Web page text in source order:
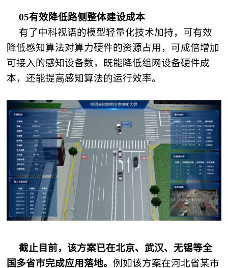
05有效降低路侧整体建设成本
有了中科视语的模型轻量化技术加持，可有效
降低感知算法对算力硬件的资源占用，可成倍增加
可接入的感知设备数，既能降低组网设备硬件成
本，还能提高感知算法的运行效率。
截止目前，该方案已在北京、武汉、无锡等全
国多省市完成应用落地。例如该方案在河北省某市